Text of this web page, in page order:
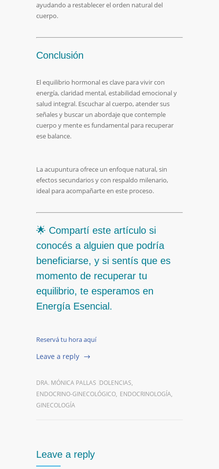
ayudando a restablecer el orden natural del
cuerpo.
Conclusión
El equilibrio hormonal es clave para vivir con
energía, claridad mental, estabilidad emocional y
salud integral. Escuchar al cuerpo, atender sus
señales y buscar un abordaje que contemple
cuerpo y mente es fundamental para recuperar
ese balance.
La acupuntura ofrece un enfoque natural, sin
efectos secundarios y con respaldo milenario,
ideal para acompañarte en este proceso.
🌟 Compartí este artículo si
conocés a alguien que podría
beneficiarse, y si sentís que es
momento de recuperar tu
equilibrio, te esperamos en
Energía Esencial.
Reservá tu hora aquí
Leave a reply
DRA. MÓNICA PALLAS DOLENCIAS,
ENDOCRINO-GINECOLÓGICO, ENDOCRINOLOGÍA,
GINECOLOGÍA
Leave a reply